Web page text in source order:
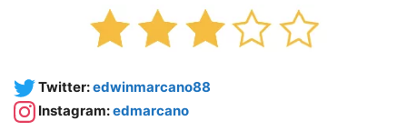
Twitter:edwinmarcano88
Instagram:edmarcano